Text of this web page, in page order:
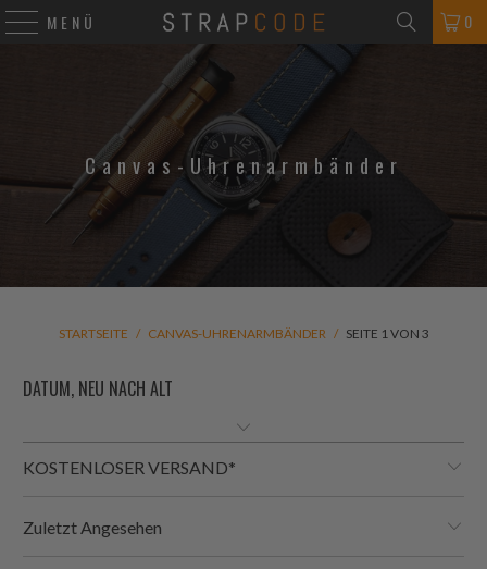
MENÜ 0
Canvas-Uhrenarmbänder
STARTSEITE / CANVAS-UHRENARMBÄNDER / SEITE 1 VON 3
KOSTENLOSER VERSAND*
Zuletzt Angesehen